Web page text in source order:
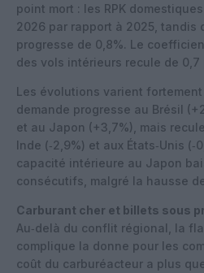
point mort : les RPK
2026 par rapport à 2025, tandis
progresse de 0,8%. Le
des vols intérieurs recule de 0,7
Les évolutions varient fortement
demande progresse au Brésil
et au Japon (+3,7%), mais
Inde (‑2,9%) et aux États‑Unis
capacité intérieure au Japon
consécutifs, malgré la hausse
Carburant cher et billets sous
Au‑delà du conflit régional, la
complique la donne pour les
coût du carburéacteur a plus